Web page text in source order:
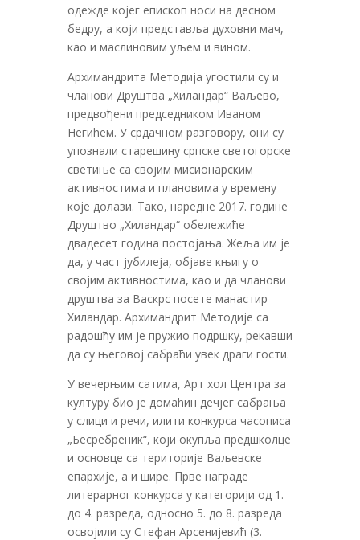
одежде којег епископ носи на десном
бедру, а који представља духовни мач,
као и маслиновим уљем и вином.
Архимандрита Методија угостили су и
чланови Друштва „Хиландар“ Ваљево,
предвођени председником Иваном
Негићем. У срдачном разговору, они су
упознали старешину српске светогорске
светиње са својим мисионарским
активностима и плановима у времену
које долази. Тако, наредне 2017. године
Друштво „Хиландар“ обележиће
двадесет година постојања. Жеља им је
да, у част јубилеја, објаве књигу о
својим активностима, као и да чланови
друштва за Васкрс посете манастир
Хиландар. Архимандрит Методије са
радошћу им је пружио подршку, рекавши
да су његовој сабраћи увек драги гости.
У вечерњим сатима, Арт хол Центра за
културу био је домаћин дечјег сабрања
у слици и речи, илити конкурса часописа
„Бесребреник“, који окупља предшколце
и основце са територије Ваљевске
епархије, а и шире. Прве награде
литерарног конкурса у категорији од 1.
до 4. разреда, односно 5. до 8. разреда
освојили су Стефан Арсенијевић (3.